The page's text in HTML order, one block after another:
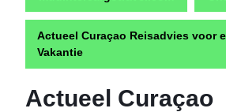
Actueel Curaçao Reisadvies voor
Vakantie
Actueel Curaçao